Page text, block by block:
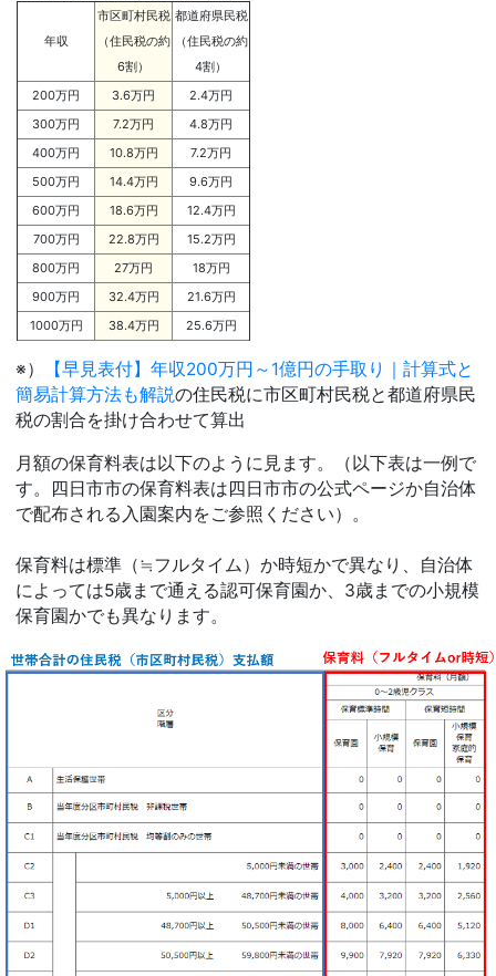
年収
市区町村民税
（住民税の約
6割）
都道府県民税
（住民税の約
4割）
200万円
3.6万円
2.4万円
300万円
7.2万円
4.8万円
400万円
10.8万円
7.2万円
500万円
14.4万円
9.6万円
600万円
18.6万円
12.4万円
700万円
22.8万円
15.2万円
800万円
27万円
18万円
900万円
32.4万円
21.6万円
1000万円
38.4万円 25.6万円
※）
【早見表付】年収200万円～1億円の手取り｜計算式と
簡易計算方法も解説の住民税に市区町村民税と都道府県民
税の割合を掛け合わせて算出
月額の保育料表は以下のように見ます。（以下表は一例で
す。四日市市の保育料表は四日市市の公式ページか自治体
で配布される入園案内をご参照ください）。
保育料は標準（≒フルタイム）か時短かで異なり、自治体
によっては5歳まで通える認可保育園か、3歳までの小規模
保育園かでも異なります。